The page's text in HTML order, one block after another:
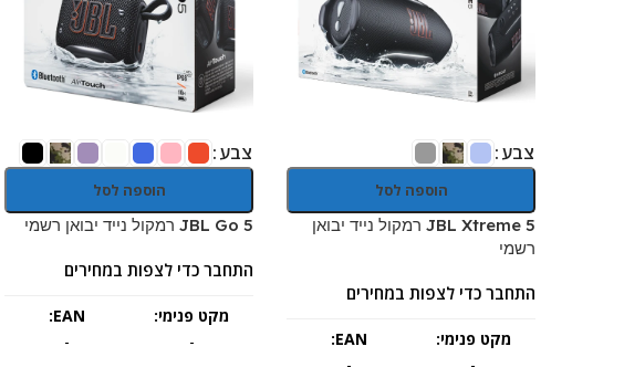
צבע
הוספה לסל
JBL Xtreme 5 רמקול נייד יבואן
רשמי
התחבר כדי לצפות במחירים
מקט פנימי:
-
EAN:
-
צבע
הוספה לסל
JBL Go 5 רמקול נייד יבואן רשמי
התחבר כדי לצפות במחירים
מקט פנימי:
-
EAN:
-